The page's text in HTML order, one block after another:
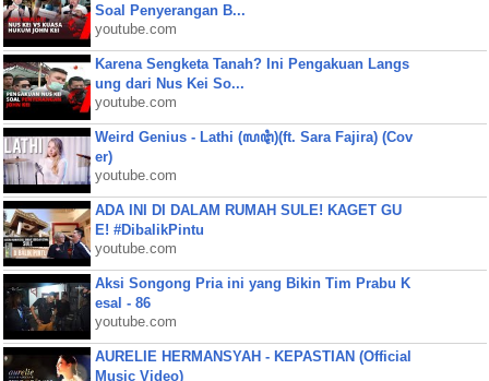
Soal Penyerangan B...
youtube.com
Karena Sengketa Tanah? Ini Pengakuan Langs
ung dari Nus Kei So...
youtube.com
Weird Genius - Lathi (ꦭꦛꦶ)(ft. Sara Fajira) (Cov
er)
youtube.com
ADA INI DI DALAM RUMAH SULE! KAGET GU
E! #DibalikPintu
youtube.com
Aksi Songong Pria ini yang Bikin Tim Prabu K
esal - 86
youtube.com
AURELIE HERMANSYAH - KEPASTIAN (Official
Music Video)